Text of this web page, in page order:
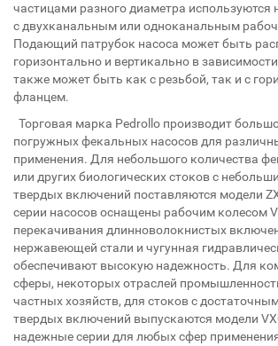
частицами разного диаметра используются
с двухканальным или одноканальным
Подающий патрубок насоса может быть
горизонтально и вертикально в
также может быть как с резьбой, так и с
фланцем.
Торговая марка Pedrollo производит
погружных фекальных насосов для
применения. Для небольшого количества
или других биологических стоков с
твердых включений поставляются модели
серии насосов оснащены рабочим колесом
перекачивания длинноволокнистых
нержавеющей стали и чугунная
обеспечивают высокую надежность. Для
сферы, некоторых отраслей
частных хозяйств, для стоков с
твердых включений выпускаются модели
надежные серии для любых сфер